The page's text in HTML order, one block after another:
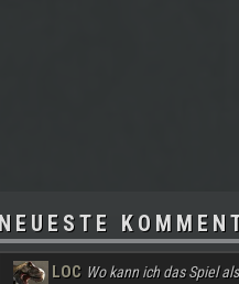
NEUESTE
LOC Wo kann ich das Spiel